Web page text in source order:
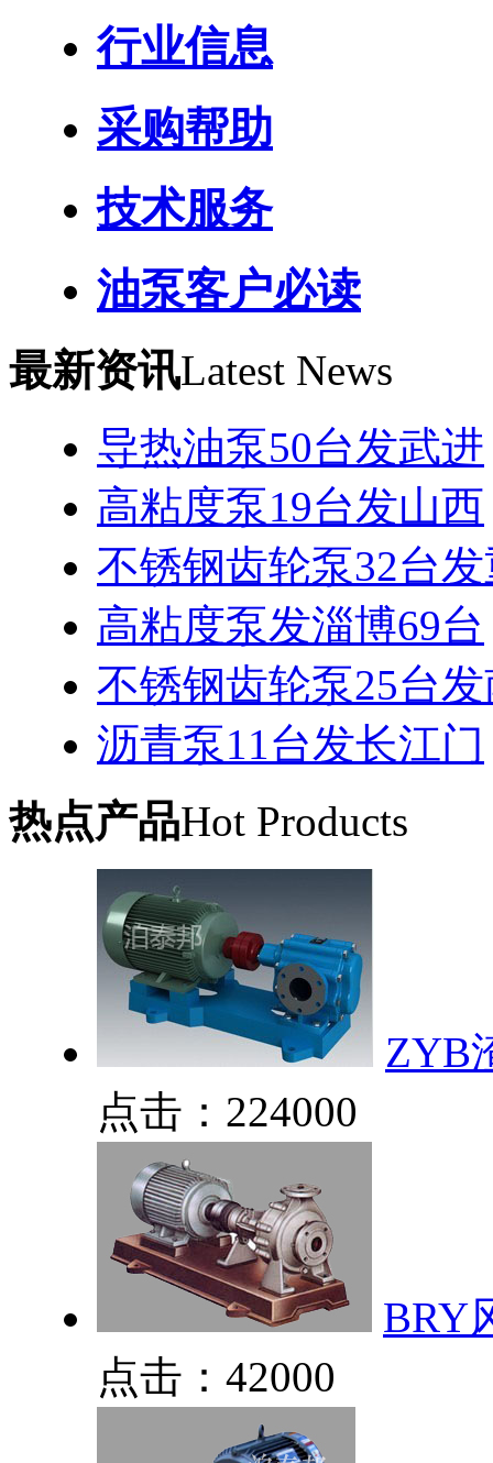
行业信息
采购帮助
技术服务
油泵客户必读
最新资讯Latest News
导热油泵50台发武进
高粘度泵19台发山西
不锈钢齿轮泵32台
高粘度泵发淄博69台
不锈钢齿轮泵25台
沥青泵11台发长江门
热点产品Hot Products
ZYB
点击：224000
BRY
点击：42000